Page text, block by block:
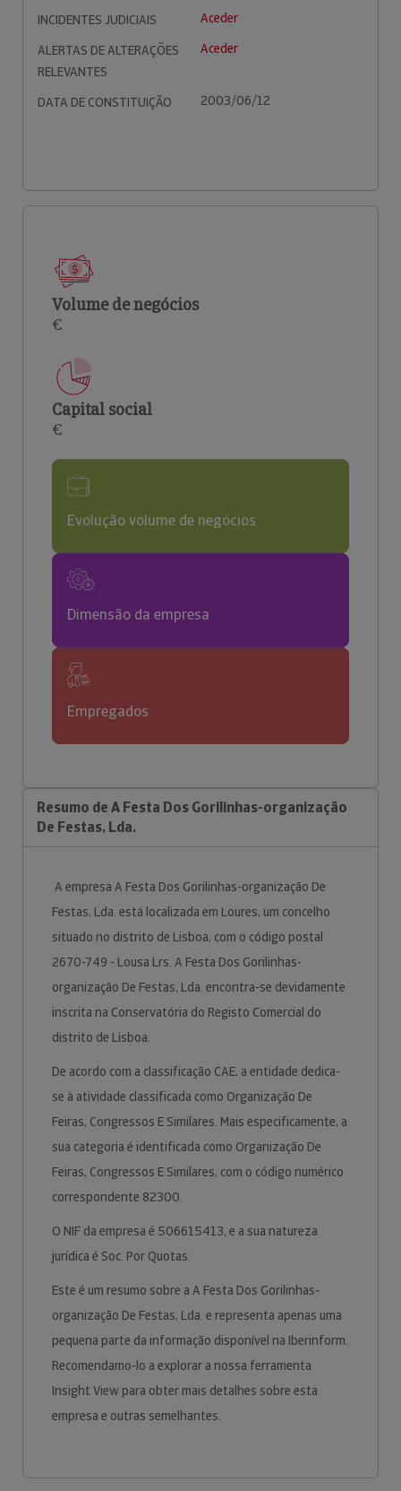
INCIDENTES JUDICIAIS
Aceder
ALERTAS DE ALTERAÇÕES
RELEVANTES
Aceder
DATA DE CONSTITUIÇÃO 2003/06/12
Volume de negócios
€
Capital social
€
Evolução volume de negócios
Dimensão da empresa
Empregados
Resumo de A Festa Dos Gorilinhas-organização
De Festas, Lda.
A empresa A Festa Dos Gorilinhas-organização De
Festas, Lda. está localizada em Loures, um concelho
situado no distrito de Lisboa, com o código postal
2670-749 - Lousa Lrs. A Festa Dos Gorilinhas-
organização De Festas, Lda. encontra-se devidamente
inscrita na Conservatória do Registo Comercial do
distrito de Lisboa.
De acordo com a classificação CAE, a entidade dedica-
se à atividade classificada como Organização De
Feiras, Congressos E Similares. Mais especificamente, a
sua categoria é identificada como Organização De
Feiras, Congressos E Similares, com o código numérico
correspondente 82300.
O NIF da empresa é 506615413, e a sua natureza
jurídica é Soc. Por Quotas.
Este é um resumo sobre a A Festa Dos Gorilinhas-
organização De Festas, Lda. e representa apenas uma
pequena parte da informação disponível na Iberinform.
Recomendamo-lo a explorar a nossa ferramenta
Insight View para obter mais detalhes sobre esta
empresa e outras semelhantes.